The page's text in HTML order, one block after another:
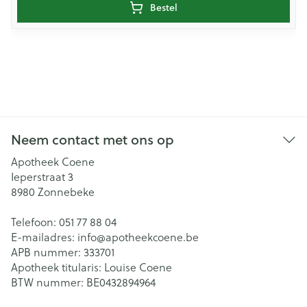
Bestel
Neem contact met ons op
Apotheek Coene
Ieperstraat 3
8980 Zonnebeke
Telefoon: 051 77 88 04
E-mailadres: info@apotheekcoene.be
APB nummer: 333701
Apotheek titularis: Louise Coene
BTW nummer: BE0432894964